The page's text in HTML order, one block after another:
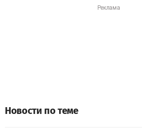
Новости по теме